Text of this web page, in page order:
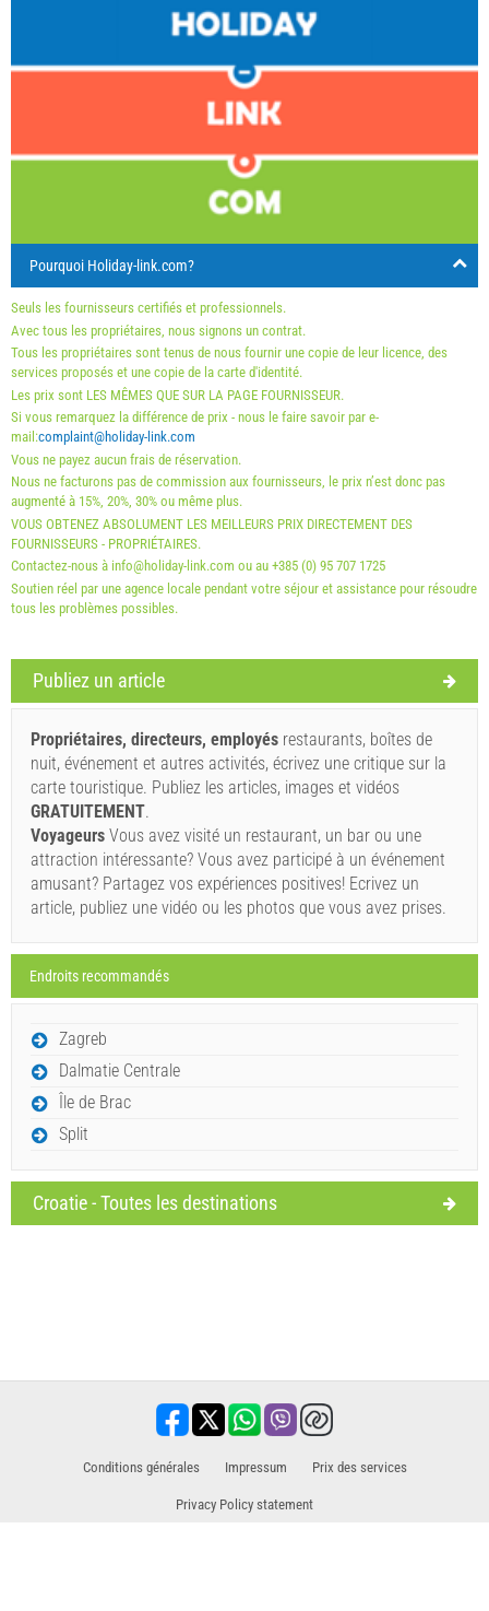
14 août 2026
Nombre minimum de nuits
Samedi
Prix affiché est pour une unité pour un nombre défini de
personnes
Offres:
Holiday-Link paie : 15 sept. 2025 - 31 déc. 2026 / - 10 %
Obligatoire: Inscriptions des clients (01.07. - 31.08): 10
EUR (once - par_person), Inscriptions des clients (01.01 -
30.06. / 01.09. - 31.12.): 5 EUR (once - par_person)
M M J V S
1
2
6
12 13 14
17
18 19 20 21 22
23
26 27 28
Réservez et attendez la confirmation
Si vous ne souhaitez pas réserver immédiatement et que
vous avez d'autres questions, veuillez les remplir et
cliquer sur "Envoyez une demande".
Pourquoi Holiday-link.com?
Seuls les fournisseurs certifiés et professionnels.
Avec tous les propriétaires, nous signons un contrat.
Tous les propriétaires sont tenus de nous fournir une copie de leur licence, des
services proposés et une copie de la carte d'identité.
Les prix sont LES MÊMES QUE SUR LA PAGE FOURNISSEUR.
Si vous remarquez la différence de prix - nous le faire savoir par e-
mail:complaint@holiday-link.com
Vous ne payez aucun frais de réservation.
Nous ne facturons pas de commission aux fournisseurs, le prix n’est donc pas
augmenté à 15%, 20%, 30% ou même plus.
VOUS OBTENEZ ABSOLUMENT LES MEILLEURS PRIX DIRECTEMENT DES
FOURNISSEURS - PROPRIÉTAIRES.
Contactez-nous à info@holiday-link.com ou au +385 (0) 95 707 1725
Soutien réel par une agence locale pendant votre séjour et assistance pour résoudre
tous les problèmes possibles.
Publiez un article
Propriétaires, directeurs, employés restaurants, boîtes de
nuit, événement et autres activités, écrivez une critique sur la
carte touristique. Publiez les articles, images et vidéos
GRATUITEMENT.
Voyageurs Vous avez visité un restaurant, un bar ou une
attraction intéressante? Vous avez participé à un événement
amusant? Partagez vos expériences positives! Ecrivez un
article, publiez une vidéo ou les photos que vous avez prises.
Endroits recommandés
Zagreb
Dalmatie Centrale
Île de Brac
Split
Croatie - Toutes les destinations
Conditions générales Impressum ​Prix des services
Privacy Policy statement